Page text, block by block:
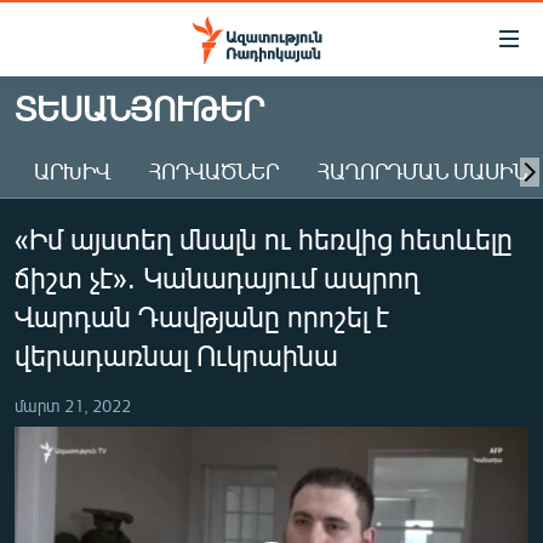
Մատչելիության
Անցնել
հիմնական
Անցնել
հիմնական
մենյուին
Որոնում
ԱԶԱՏՈՒԹՅՈՒՆ TV
ՀԱՅԱՍՏԱՆ
ԸՆՏՐՈՒԹՅՈՒՆՆԵՐ 2026
ԻՐԱՎՈՒՆՔ
ՀԱՍԱՐԱԿՈՒԹՅՈՒՆ
ՂԱՐԱԲԱՂ
ՊԱՏԵՐԱԶՄԻ 6 ՇԱԲԱԹՆԵՐԸ
ՏԱՐԱԾԱՇՐՋԱՆ
ՏԵՍԱՆՅՈՒԹԵՐ
ԱՐԽԻՎ ՀՈԴՎԱԾՆԵՐ ՀԱՂՈՐԴՄԱՆ ՄԱՍԻՆ
«Իմ այստեղ մնալն ու հեռվից հետևելը
ճիշտ չէ». Կանադայում ապրող
Վարդան Դավթյանը որոշել է
վերադառնալ Ուկրաինա
մարտ 21, 2022